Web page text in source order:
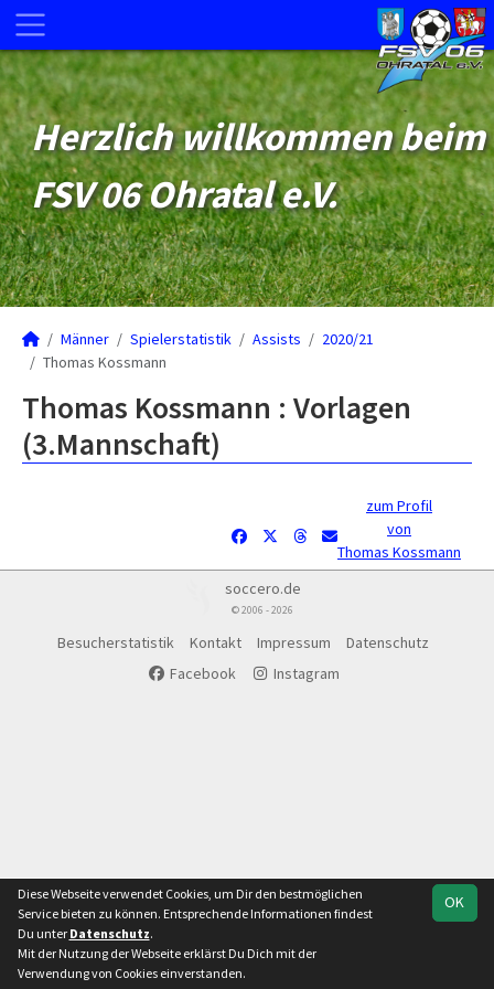
Herzlich willkommen beim
FSV 06 Ohratal e.V.
Männer Spielerstatistik Assists
2020/21
Thomas Kossmann
Thomas Kossmann : Vorlagen
(3.Mannschaft)
zum Profil
von
Thomas Kossmann
soccero.de
© 2006 - 2026
Besucherstatistik Kontakt Impressum
Datenschutz
Facebook
Instagram
OK
Diese Webseite verwendet Cookies, um Dir den bestmöglichen
Service bieten zu können. Entsprechende Informationen findest
Du unter Datenschutz.
Mit der Nutzung der Webseite erklärst Du Dich mit der
Verwendung von Cookies einverstanden.